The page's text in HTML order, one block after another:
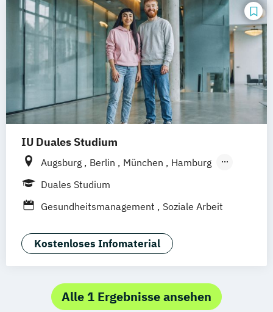
IU Duales Studium
Augsburg Berlin München
Hamburg
Frankfurt am Main
Mannheim Leipzig Online-Campus
Bielefeld Braunschweig Dresden
Duisburg Karlsruhe Köln
Mainz
Münster Stuttgart Aachen
deutschlandweit Bonn
Duales Studium
Gesundheitsmanagement
Soziale Arbeit
Kostenloses Infomaterial
Alle 1 Ergebnisse ansehen